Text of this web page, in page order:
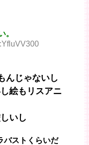
。
んじゃないし
絵もリスアニ
いし
バストくらいだ